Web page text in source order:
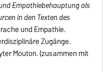
Empathiebehauptung als
in den Texten des
und Empathie.
Zugänge.
Mouton. (zusammen mit